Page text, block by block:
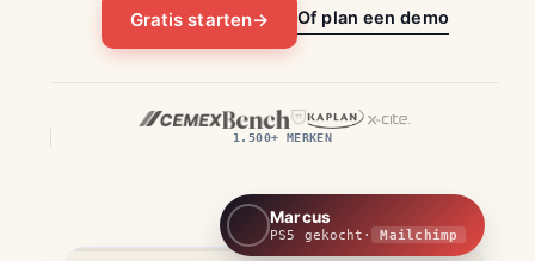
Gratis starten→ Of plan een demo
1.500+ MERKEN
Marcus
PS5 gekocht · Mailchimp